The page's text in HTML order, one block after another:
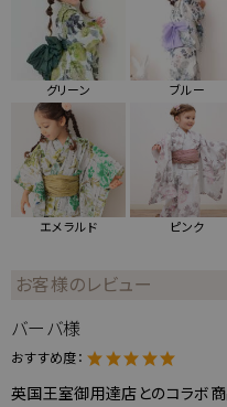
グリーン ブルー
エメラルド ピンク
お客様のレビュー
バーバ様
おすすめ度：
英国王室御用達店とのコラボ